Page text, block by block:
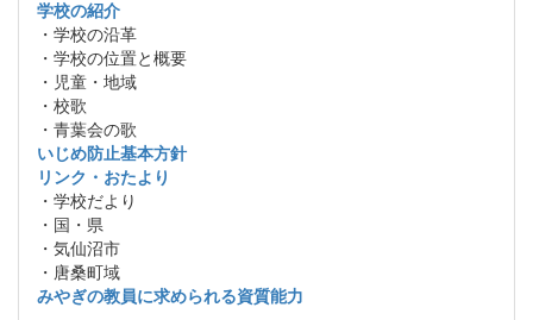
学校の紹介
・学校の沿革
・学校の位置と概要
・児童・地域
・校歌
・青葉会の歌
いじめ防止基本方針
リンク・おたより
・学校だより
・国・県
・気仙沼市
・唐桑町域
みやぎの教員に求められる資質能力